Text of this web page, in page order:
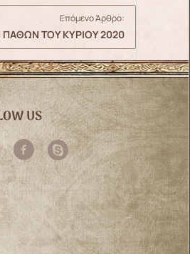
Επόμενο Άρθρο:
ΠΑΘΩΝ ΤΟΥ ΚΥΡΙΟΥ 2020
US